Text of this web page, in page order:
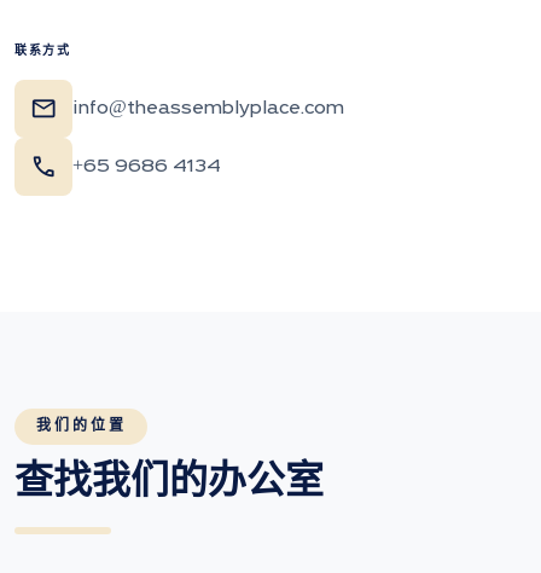
联系方式
mail info@theassemblyplace.com
call +65 9686 4134
我们的位置
查找我们的办公室